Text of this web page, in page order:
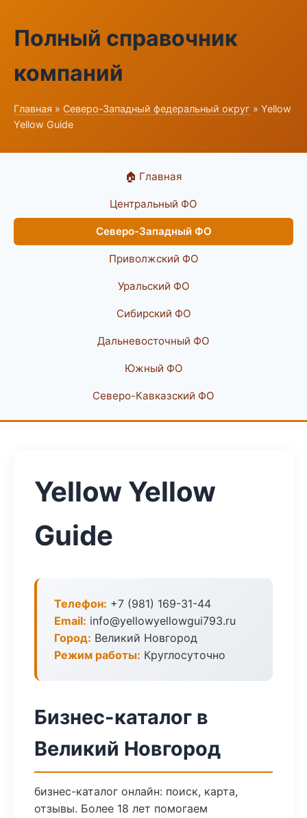
Полный справочник
компаний
Главная » Северо-Западный федеральный округ » Yellow
Yellow Guide
🏠 Главная
Центральный ФО
Северо-Западный ФО
Приволжский ФО
Уральский ФО
Сибирский ФО
Дальневосточный ФО
Южный ФО
Северо-Кавказский ФО
Yellow Yellow
Guide
Телефон: +7 (981) 169-31-44
Email: info@yellowyellowgui793.ru
Город: Великий Новгород
Режим работы: Круглосуточно
Бизнес-каталог в
Великий Новгород
бизнес-каталог онлайн: поиск, карта,
отзывы. Более 18 лет помогаем